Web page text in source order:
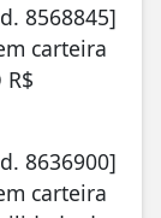
8568845]
carteira
8636900]
carteira